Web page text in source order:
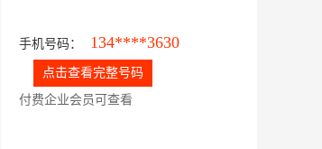
手机号码： 134****3630
点击查看完整号码
付费企业会员可查看